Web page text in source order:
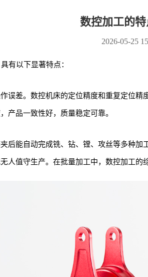
数控加工的
2026-05-25
有以下显著特点：
误差。数控机床的定位精度和重复定位
产品一致性好，质量稳定可靠。
后能自动完成铣、钻、镗、攻丝等多种
人值守生产。在批量加工中，数控加工的